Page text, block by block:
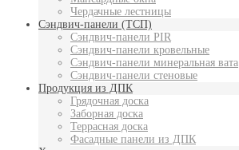
Чердачные лестницы
Сэндвич-панели (ТСП)
Сэндвич-панели PIR
Сэндвич-панели кровельные
Сэндвич-панели минеральная вата
Сэндвич-панели стеновые
Продукция из ДПК
Грядочная доска
Заборная доска
Террасная доска
Фасадные панели из ДПК